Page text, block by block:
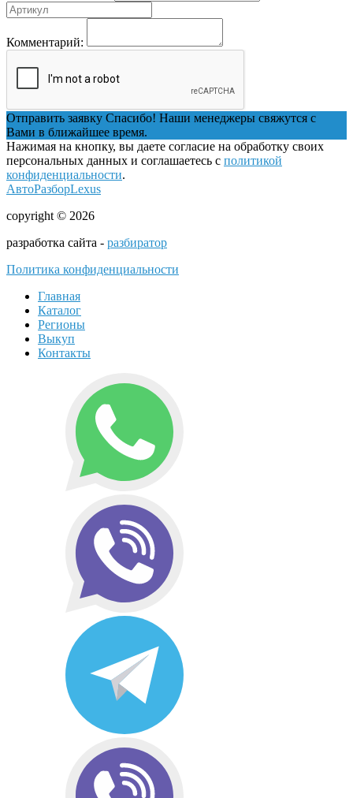
Комментарий:
Отправить заявку Спасибо! Наши менеджеры свяжутся с
Вами в ближайшее время.
Нажимая на кнопку, вы даете согласие на обработку своих
персональных данных и соглашаетесь с политикой
конфиденциальности.
АвтоРазборLexus
copyright © 2026
разработка сайта - разбиратор
Политика конфиденциальности
Главная
Каталог
Регионы
Выкуп
Контакты